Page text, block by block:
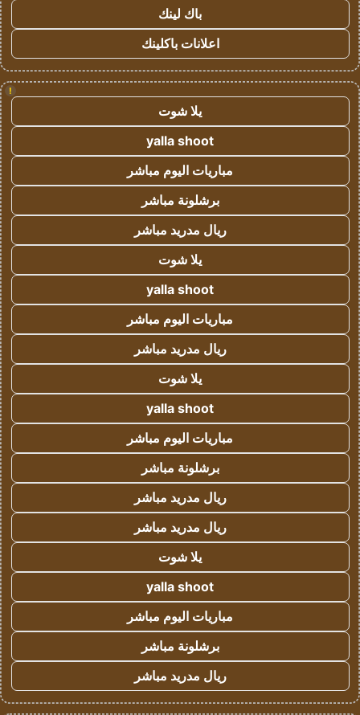
باك لينك
اعلانات باكلينك
!
يلا شوت
yalla shoot
مباريات اليوم مباشر
برشلونة مباشر
ريال مدريد مباشر
يلا شوت
yalla shoot
مباريات اليوم مباشر
ريال مدريد مباشر
يلا شوت
yalla shoot
مباريات اليوم مباشر
برشلونة مباشر
ريال مدريد مباشر
ريال مدريد مباشر
يلا شوت
yalla shoot
مباريات اليوم مباشر
برشلونة مباشر
ريال مدريد مباشر